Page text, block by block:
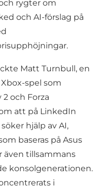
rygter om
och AI-förslag på
Matt Turnbull, en
spel som
och Forza
att på LinkedIn
hjälp av AI,
baseras på Asus
även tillsammans
konsolgenerationen.
i